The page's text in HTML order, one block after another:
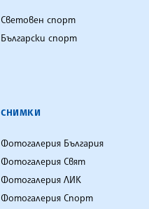
Световен спорт
Български спорт
СНИМКИ
Фотогалерия България
Фотогалерия Свят
Фотогалерия ЛИК
Фотогалерия Спорт